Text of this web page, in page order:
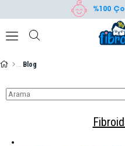
%100
Blog